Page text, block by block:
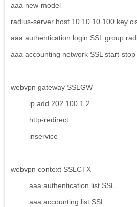
aaa new-model
radius-server host 10.10.10.100 key
aaa authentication login SSL group
aaa accounting network SSL start-
webvpn gateway SSLGW
ip add 202.100.1.2
http-redirect
inservice
webvpn context SSLCTX
aaa authentication list SSL
aaa accounting list SSL